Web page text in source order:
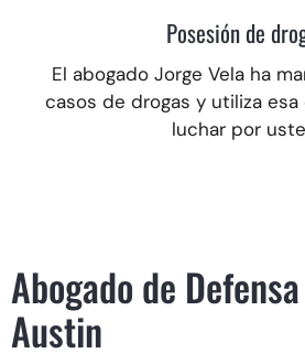
Posesión de
El abogado Jorge Vela ha
casos de drogas y utiliza
luchar por
Abogado de
Austin